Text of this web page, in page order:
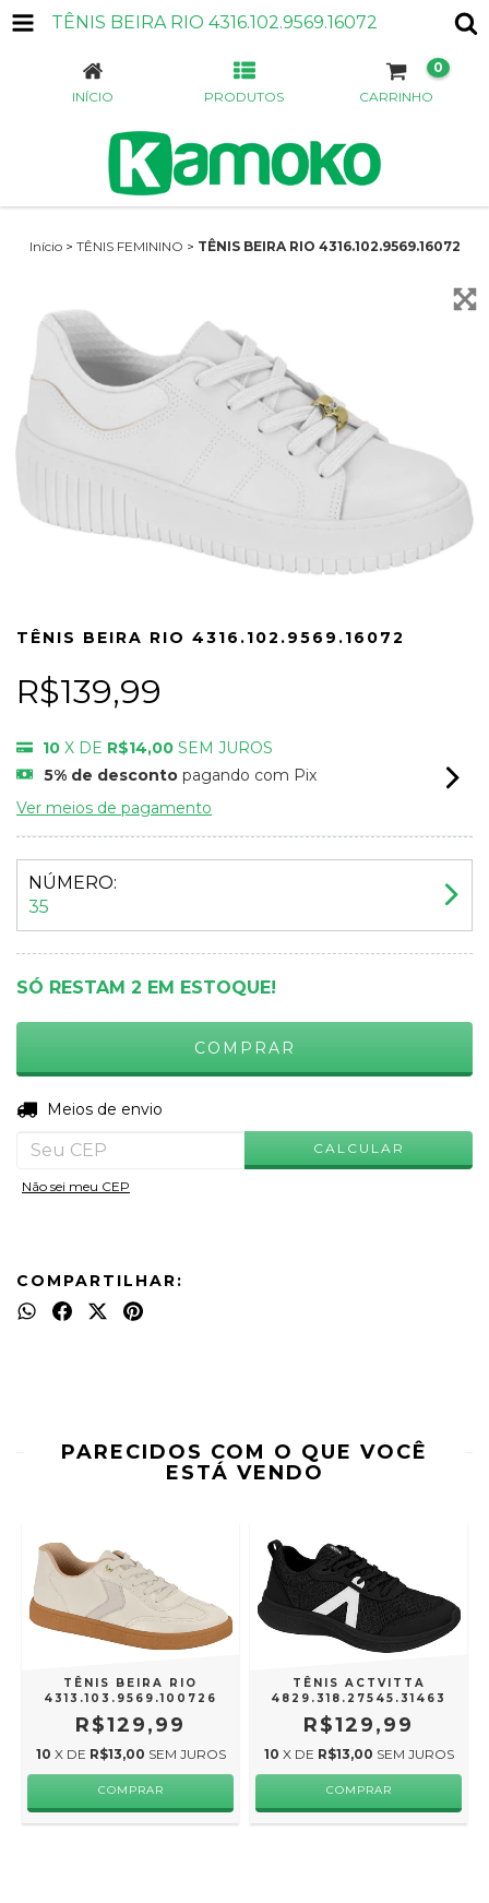
TÊNIS BEIRA RIO 4316.102.9569.16072
INÍCIO PRODUTOS CARRINHO
0
Início > TÊNIS FEMININO > TÊNIS BEIRA RIO 4316.102.9569.16072
TÊNIS BEIRA RIO 4316.102.9569.16072
R$139,99
10 X DE R$14,00 SEM JUROS
5% de desconto pagando com Pix
Ver meios de pagamento
NÚMERO:
35
SÓ RESTAM 2 EM ESTOQUE!
Entregas para o CEP:
Meios de envio
CALCULAR
Não sei meu CEP
COMPARTILHAR:
PARECIDOS COM O QUE VOCÊ
ESTÁ VENDO
TÊNIS BEIRA RIO
4313.103.9569.100726
R$129,99
10 X DE R$13,00 SEM JUROS
COMPRAR
TÊNIS ACTVITTA
4829.318.27545.31463
R$129,99
10 X DE R$13,00 SEM JUROS
COMPRAR